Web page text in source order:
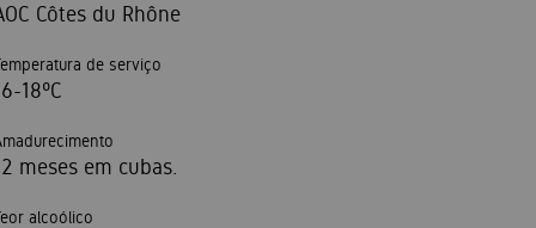
Côtes du Rhône
de serviço
18ºC
meses em cubas.
alcoólico